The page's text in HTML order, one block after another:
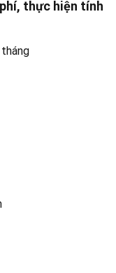
thực hiện tính